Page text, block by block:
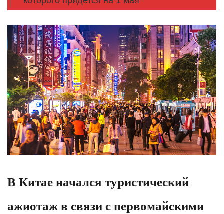
В Китае начался туристический
ажиотаж в связи с первомайскими